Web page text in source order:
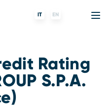
IT EN
Rating
S.P.A.